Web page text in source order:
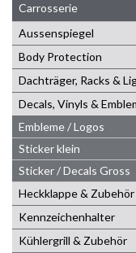
Carrosserie
Aussenspiegel
Body Protection
Dachträger, Racks &
Decals, Vinyls &
Embleme / Logos
Sticker klein
Sticker / Decals Gross
Heckklappe & Zubehör
Kennzeichenhalter
Kühlergrill & Zubehör